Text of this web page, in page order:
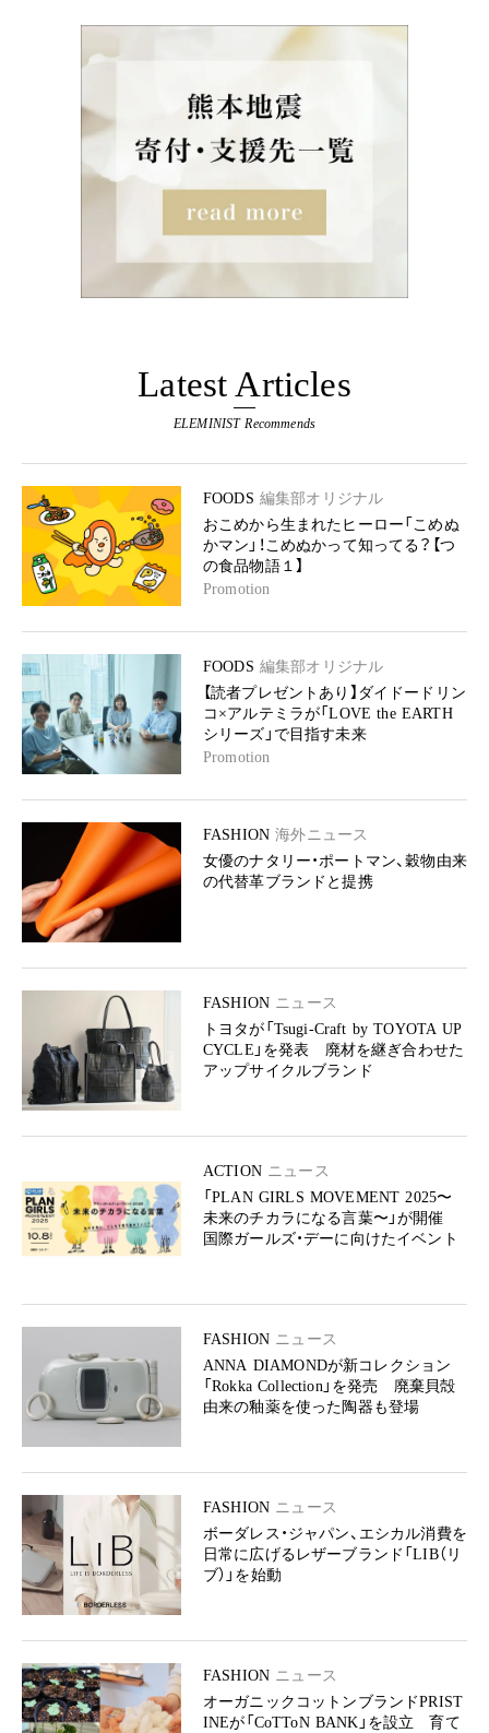
Latest Articles
ELEMINIST Recommends
FOODS 編集部オリジナル
おこめから生まれたヒーロー「こめぬ
かマン」！こめぬかって知ってる？【つ
の食品物語１】
Promotion
FOODS 編集部オリジナル
【読者プレゼントあり】ダイドードリン
コ×アルテミラが「LOVE the EARTH
シリーズ」で目指す未来
Promotion
FASHION 海外ニュース
女優のナタリー・ポートマン、穀物由来
の代替革ブランドと提携
FASHION ニュース
トヨタが「Tsugi-Craft by TOYOTA UP
CYCLE」を発表 廃材を継ぎ合わせた
アップサイクルブランド
ACTION ニュース
「PLAN GIRLS MOVEMENT 2025〜
未来のチカラになる⾔葉〜」が開催
国際ガールズ・デーに向けたイベント
FASHION ニュース
ANNA DIAMONDが新コレクション
「Rokka Collection」を発売 廃棄貝殻
由来の釉薬を使った陶器も登場
FASHION ニュース
ボーダレス・ジャパン、エシカル消費を
日常に広げるレザーブランド「LIB（リ
ブ）」を始動
FASHION ニュース
オーガニックコットンブランドPRIST
INEが「CoTToN BANK」を設立 育て